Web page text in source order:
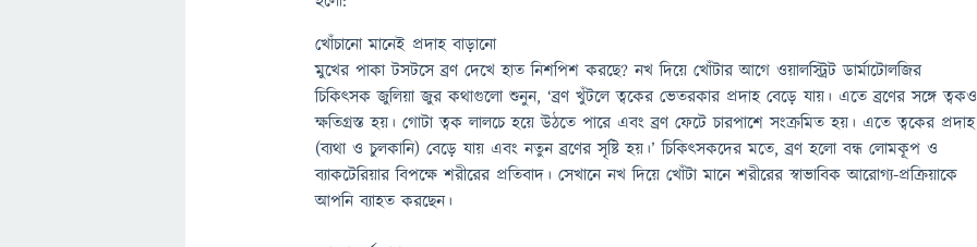
খোঁচানো মানেই প্রদাহ বাড়ানো
মুখের পাকা টসটসে ব্রণ দেখে হাত নিশপিশ করছে? নখ দিয়ে খোঁটার আগে ওয়ালস্ট্রিট ডার্মাটোলজির
চিকিৎসক জুলিয়া জুর কথাগুলো শুনুন, ‘ব্রণ খুঁটলে ত্বকের ভেতরকার প্রদাহ বেড়ে যায়। এতে ব্রণের সঙ্গে ত্বকও
ক্ষতিগ্রস্ত হয়। গোটা ত্বক লালচে হয়ে উঠতে পারে এবং ব্রণ ফেটে চারপাশে সংক্রমিত হয়। এতে ত্বকের প্রদাহ
(ব্যথা ও চুলকানি) বেড়ে যায় এবং নতুন ব্রণের সৃষ্টি হয়।’ চিকিৎসকদের মতে, ব্রণ হলো বন্ধ লোমকূপ ও
ব্যাকটেরিয়ার বিপক্ষে শরীরের প্রতিবাদ। সেখানে নখ দিয়ে খোঁটা মানে শরীরের স্বাভাবিক আরোগ্য-প্রক্রিয়াকে
আপনি ব্যাহত করছেন।